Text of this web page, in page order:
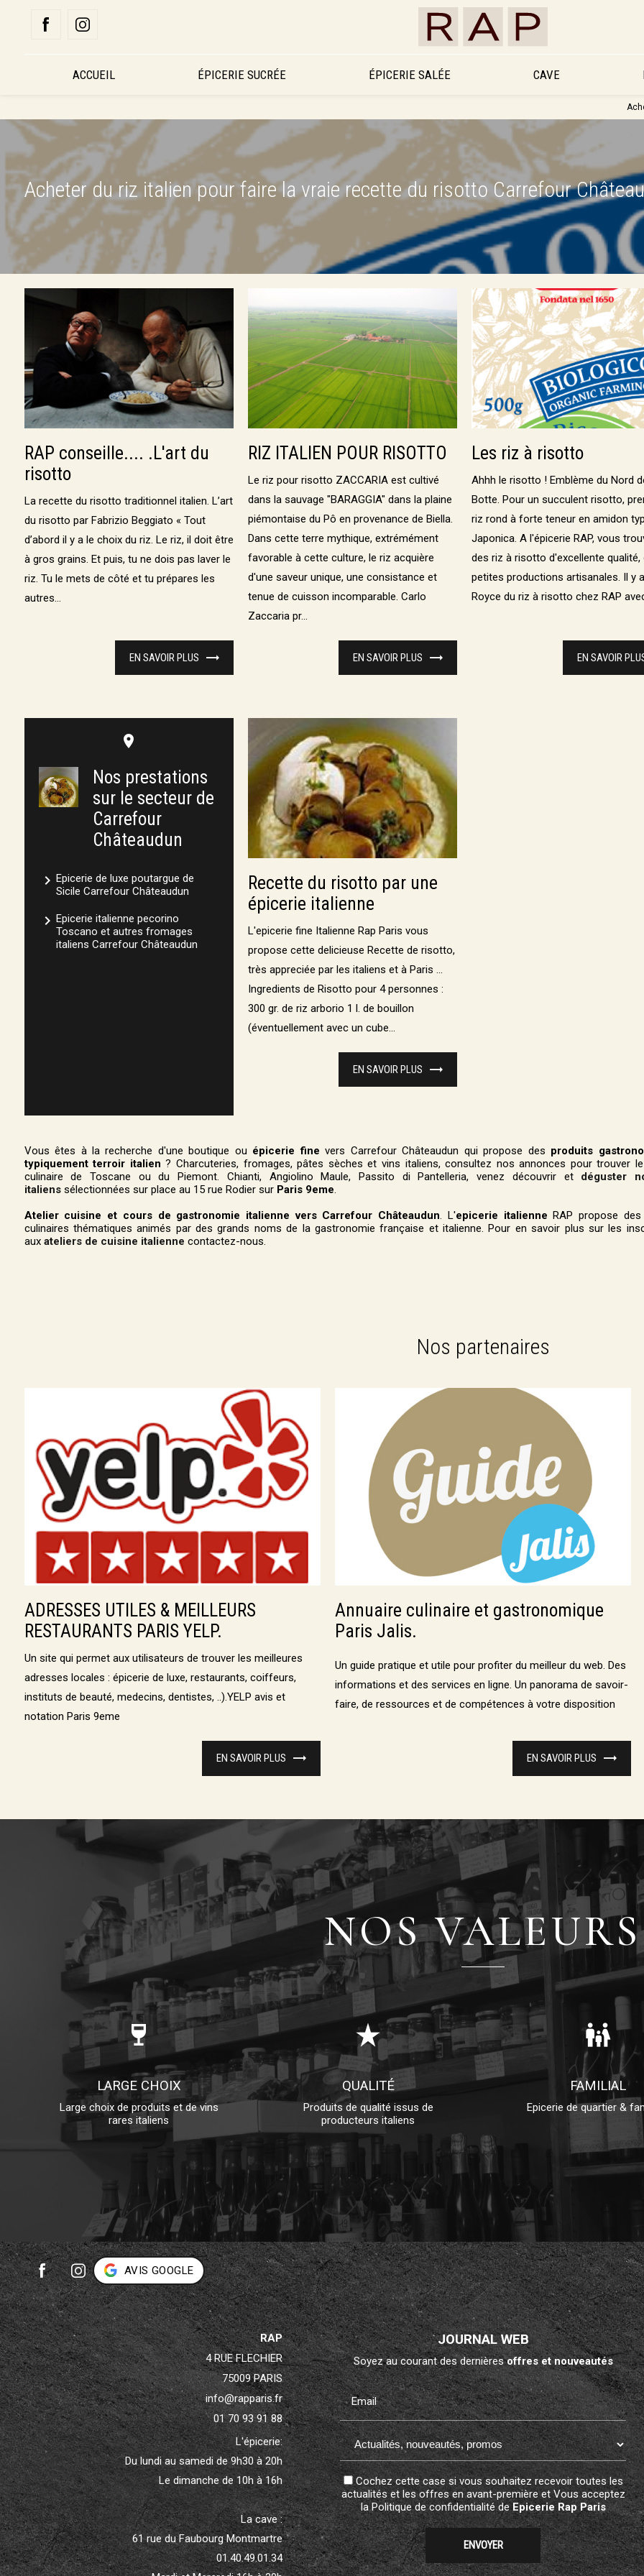
ACCUEIL ÉPICERIE SUCRÉE ÉPICERIE SALÉE CAVE
Acheter du riz italien pour faire la vraie recette du risotto Carrefour
RAP conseille.... .L'art du
risotto
La recette du risotto traditionnel italien. L’art
du risotto par Fabrizio Beggiato « Tout
d’abord il y a le choix du riz. Le riz, il doit être
à gros grains. Et puis, tu ne dois pas laver le
riz. Tu le mets de côté et tu prépares les
autres...
EN SAVOIR PLUS
RIZ ITALIEN POUR RISOTTO
Le riz pour risotto ZACCARIA est cultivé
dans la sauvage "BARAGGIA" dans la plaine
piémontaise du Pô en provenance de Biella.
Dans cette terre mythique, extrémément
favorable à cette culture, le riz acquière
d'une saveur unique, une consistance et
tenue de cuisson incomparable. Carlo
Zaccaria pr...
EN SAVOIR PLUS
Les riz à risotto
Ahhh le risotto ! Emblème du Nord
Botte. Pour un succulent risotto,
riz rond à forte teneur en amidon
Japonica. A l'épicerie RAP, vous
des riz à risotto d'excellente qualité,
petites productions artisanales. Il y
Royce du riz à risotto chez RAP
EN SAVOIR
place
Nos prestations
sur le secteur de
Carrefour
Châteaudun
navigate_next Epicerie de luxe poutargue de
Sicile Carrefour Châteaudun
navigate_next Epicerie italienne pecorino
Toscano et autres fromages
italiens Carrefour Châteaudun
Recette du risotto par une
épicerie italienne
L'epicerie fine Italienne Rap Paris vous
propose cette delicieuse Recette de risotto,
très appreciée par les italiens et à Paris ...
Ingredients de Risotto pour 4 personnes :
300 gr. de riz arborio 1 l. de bouillon
(éventuellement avec un cube...
EN SAVOIR PLUS
Vous êtes à la recherche d'une boutique ou épicerie fine vers Carrefour Châteaudun qui propose des produits
typiquement terroir italien ? Charcuteries, fromages, pâtes sèches et vins italiens, consultez nos annonces pour trouver
culinaire de Toscane ou du Piemont. Chianti, Angiolino Maule, Passito di Pantelleria, venez découvrir et déguster
italienssélectionnées sur place au 15 rue Rodier sur Paris 9eme.
Atelier cuisine et cours de gastronomie italienne vers Carrefour Châteaudun. L'epicerie italienne RAP propose
culinaires thématiques animés par des grands noms de la gastronomie française et italienne. Pour en savoir plus sur les
aux ateliers de cuisine italienne contactez-nous.
Nos partenaires
ADRESSES UTILES & MEILLEURS
RESTAURANTS PARIS YELP.
Un site qui permet aux utilisateurs de trouver les meilleures
adresses locales : épicerie de luxe, restaurants, coiffeurs,
instituts de beauté, medecins, dentistes, ..).YELP avis et
notation Paris 9eme
EN SAVOIR PLUS
Annuaire culinaire et gastronomique
Paris Jalis.
Un guide pratique et utile pour profiter du meilleur du web. Des
informations et des services en ligne. Un panorama de savoir-
faire, de ressources et de compétences à votre disposition
EN SAVOIR PLUS
NOS VALEURS
wine_bar
LARGE CHOIX
Large choix de produits et de vins
rares italiens
star_rate
QUALITÉ
Produits de qualité issus de
producteurs italiens
family_restroom
FAMILIAL
Epicerie de quartier &
AVIS GOOGLE
RAP
4 RUE FLECHIER
75009 PARIS
info@rapparis.fr
01 70 93 91 88
L'épicerie:
Du lundi au samedi de 9h30 à 20h
Le dimanche de 10h à 16h
La cave :
61 rue du Faubourg Montmartre
01.40.49.01.34
JOURNAL WEB
Soyez au courant des dernièresoffres et nouveautés
Email
Cochez cette case si vous souhaitez recevoir toutes les
actualités et les offres en avant-première et Vous acceptez
laPolitique de confidentialitéde Epicerie Rap Paris